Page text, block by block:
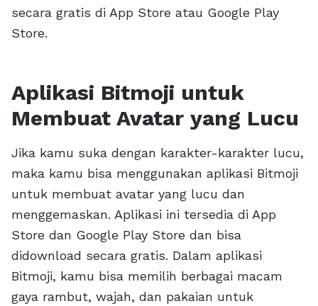
secara gratis di App Store atau Google Play
Store.
Aplikasi Bitmoji untuk
Membuat Avatar yang Lucu
Jika kamu suka dengan karakter-karakter lucu,
maka kamu bisa menggunakan aplikasi Bitmoji
untuk membuat avatar yang lucu dan
menggemaskan. Aplikasi ini tersedia di App
Store dan Google Play Store dan bisa
didownload secara gratis. Dalam aplikasi
Bitmoji, kamu bisa memilih berbagai macam
gaya rambut, wajah, dan pakaian untuk